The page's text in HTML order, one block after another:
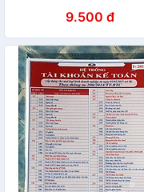
9.500 đ